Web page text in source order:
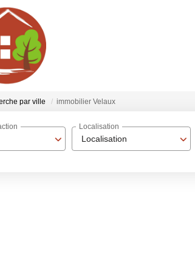
par ville immobilier Velaux
Localisation
Localisation